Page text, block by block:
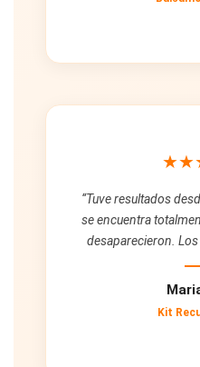
“Tuve resultados
se encuentra
desaparecieron.
Kit